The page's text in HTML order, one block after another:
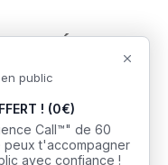
tournéesvers
et